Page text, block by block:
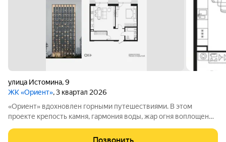
улица Истомина,9
ЖК «Ориент», 3 квартал 2026
«Ориент» вдохновлен горными путешествиями. В этом
проекте крепость камня, гармония воды, жар огня воплощены
технологиями. Здесь вы получите повседневность,